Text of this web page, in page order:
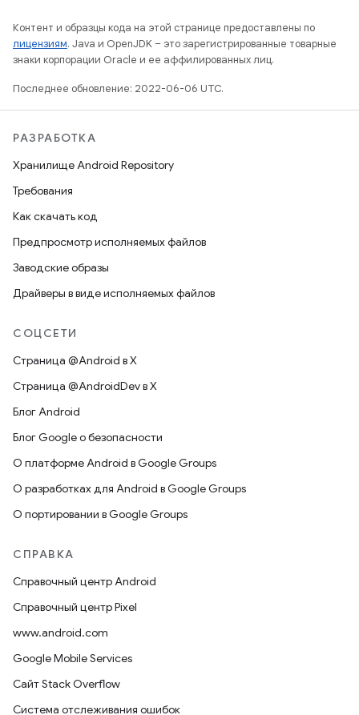
Контент и образцы кода на этой странице предоставлены по
лицензиям. Java и OpenJDK – это зарегистрированные товарные
знаки корпорации Oracle и ее аффилированных лиц.
Последнее обновление: 2022-06-06 UTC.
РАЗРАБОТКА
Хранилище Android Repository
Требования
Как скачать код
Предпросмотр исполняемых файлов
Заводские образы
Драйверы в виде исполняемых файлов
СОЦСЕТИ
Страница @Android в X
Страница @AndroidDev в X
Блог Android
Блог Google о безопасности
О платформе Android в Google Groups
О разработках для Android в Google Groups
О портировании в Google Groups
СПРАВКА
Справочный центр Android
Справочный центр Pixel
www.android.com
Google Mobile Services
Сайт Stack Overflow
Система отслеживания ошибок